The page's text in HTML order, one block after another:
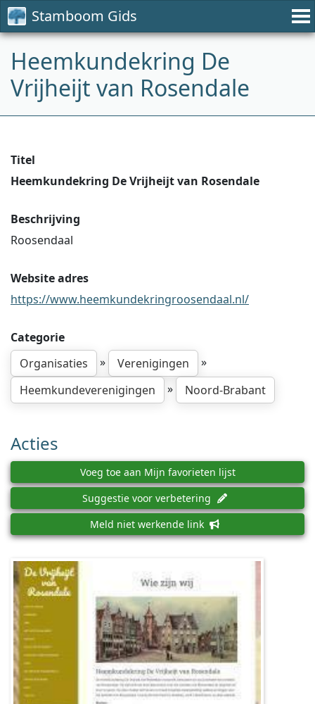
Stamboom Gids
Heemkundekring De
Vrijheijt van Rosendale
Titel
Heemkundekring De Vrijheijt van Rosendale
Beschrijving
Roosendaal
Website adres
https://www.heemkundekringroosendaal.nl/
Categorie
Organisaties
» Verenigingen
»
Heemkundeverenigingen
» Noord-Brabant
Acties
Voeg toe aan Mijn favorieten lijst
Suggestie voor verbetering
Meld niet werkende link